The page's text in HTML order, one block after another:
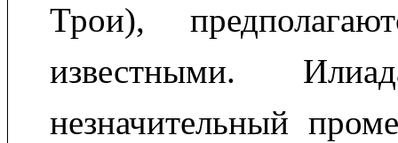
Трои),
известными.
незначительный